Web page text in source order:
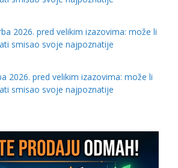
2026. pred velikim izazovima: može li
smisao svoje najpoznatije
2026. pred velikim izazovima: može li
smisao svoje najpoznatije